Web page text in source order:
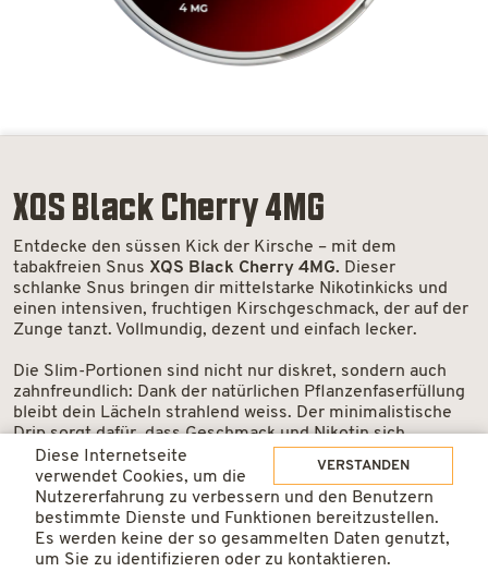
XQS Black Cherry 4MG
Entdecke den süssen Kick der Kirsche – mit dem
tabakfreien Snus XQS Black Cherry 4MG. Dieser
schlanke Snus bringen dir mittelstarke Nikotinkicks und
einen intensiven, fruchtigen Kirschgeschmack, der auf der
Zunge tanzt. Vollmundig, dezent und einfach lecker.
Die Slim-Portionen sind nicht nur diskret, sondern auch
zahnfreundlich: Dank der natürlichen Pflanzenfaserfüllung
bleibt dein Lächeln strahlend weiss. Der minimalistische
Drip sorgt dafür, dass Geschmack und Nikotin sich
langanhaltend entfalten – perfekt für alle, die den Genuss
gerne auskosten.
Suchst du ein fruchtiges Highlight mit sanfter Stärke?
Dann ist XQS Black Cherry genau dein Ding.
XQS
Black
IN DEN WARENKORB
VERSTANDEN
Diese Internetseite
verwendet Cookies, um die
Nutzererfahrung zu verbessern und den Benutzern
bestimmte Dienste und Funktionen bereitzustellen.
Es werden keine der so gesammelten Daten genutzt,
um Sie zu identifizieren oder zu kontaktieren.